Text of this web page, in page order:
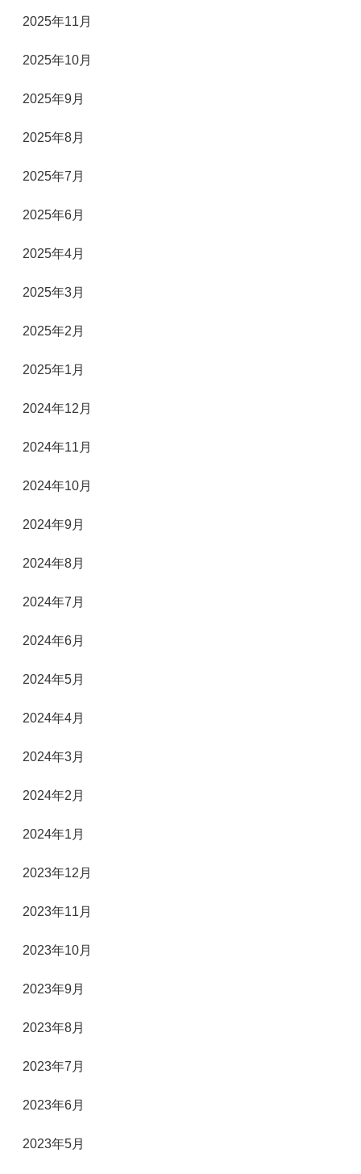
2025年11月
2025年10月
2025年9月
2025年8月
2025年7月
2025年6月
2025年4月
2025年3月
2025年2月
2025年1月
2024年12月
2024年11月
2024年10月
2024年9月
2024年8月
2024年7月
2024年6月
2024年5月
2024年4月
2024年3月
2024年2月
2024年1月
2023年12月
2023年11月
2023年10月
2023年9月
2023年8月
2023年7月
2023年6月
2023年5月